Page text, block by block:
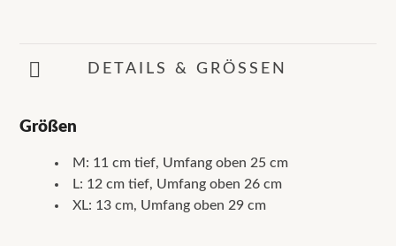
DETAILS & GRÖSSEN
Größen
M: 11 cm tief, Umfang oben 25 cm
L: 12 cm tief, Umfang oben 26 cm
XL: 13 cm, Umfang oben 29 cm